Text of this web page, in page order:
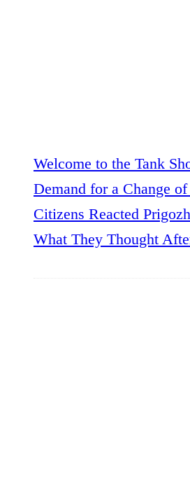
Welcome to the Tank
Demand for a Change
Citizens Reacted
What They Thought